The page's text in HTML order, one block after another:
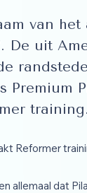
van
De uit
Premium
training.
Reformer
allemaal dat